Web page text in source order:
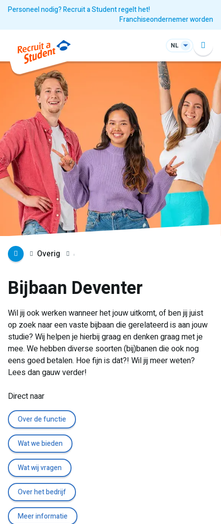
Personeel nodig? Recruit a Student regelt het!
Franchiseondernemer worden
NL
Overig
Bijbaan Deventer
Wil jij ook werken wanneer het jouw uitkomt, of ben jij juist
op zoek naar een vaste bijbaan die gerelateerd is aan jouw
studie? Wij helpen je hierbij graag en denken graag met je
mee. We hebben diverse soorten (bij)banen die ook nog
eens goed betalen. Hoe fijn is dat?! Wil jij meer weten?
Lees dan gauw verder!
Direct naar
Over de functie
Wat we bieden
Wat wij vragen
Over het bedrijf
Meer informatie